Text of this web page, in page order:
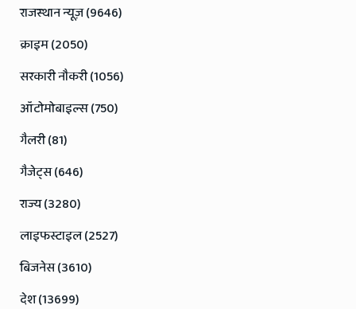
राजस्थान न्यूज़ (9646)
क्राइम (2050)
सरकारी नौकरी (1056)
ऑटोमोबाइल्स (750)
गैलरी (81)
गैजेट्स (646)
राज्य (3280)
लाइफस्टाइल (2527)
बिजनेस (3610)
देश (13699)